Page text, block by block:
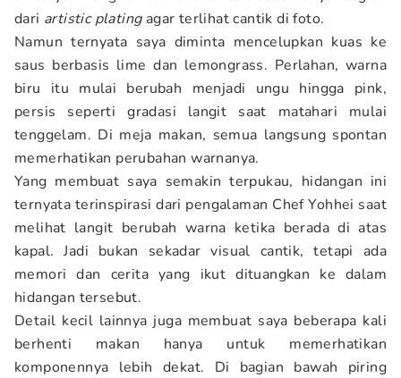
dari artistic platingagar terlihat cantik di foto.
Namun ternyata saya diminta mencelupkan kuas ke
saus berbasis lime dan lemongrass. Perlahan, warna
biru itu mulai berubah menjadi ungu hingga pink,
persis seperti gradasi langit saat matahari mulai
tenggelam. Di meja makan, semua langsung spontan
memerhatikan perubahan warnanya.
Yang membuat saya semakin terpukau, hidangan ini
ternyata terinspirasi dari pengalaman Chef Yohhei saat
melihat langit berubah warna ketika berada di atas
kapal. Jadi bukan sekadar visual cantik, tetapi ada
memori dan cerita yang ikut dituangkan ke dalam
hidangan tersebut.
Detail kecil lainnya juga membuat saya beberapa kali
berhenti makan hanya untuk memerhatikan
komponennya lebih dekat. Di bagian bawah piring